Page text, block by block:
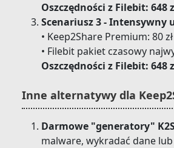
Oszczędności z Filebit: 648
Scenariusz 3 - Intensywny
• Keep2Share Premium: 80
• Filebit pakiet czasowy
Oszczędności z Filebit: 648
Inne alternatywy dla
Darmowe "generatory"
malware, wykradać dane